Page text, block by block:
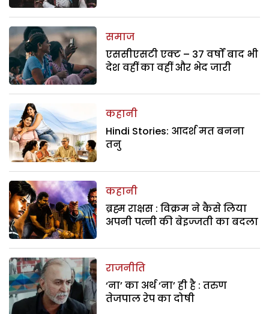
समाज
एससीएसटी एक्ट – 37 वर्षों बाद भी
देश वहीं का वहीं और भेद जारी
कहानी
Hindi Stories: आदर्श मत बनना
तनु
कहानी
ब्रह्म राक्षस : विक्रम ने कैसे लिया
अपनी पत्नी की बेइज्जती का बदला
राजनीति
‘ना’ का अर्थ ‘ना’ ही है : तरुण
तेजपाल रेप का दोषी